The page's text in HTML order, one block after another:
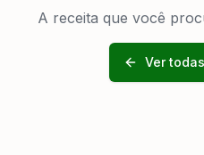
A receita que você
Ver